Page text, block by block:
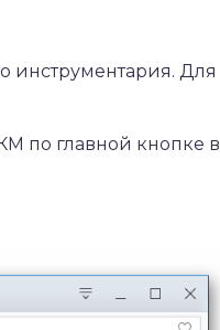
инструментария. Для
по главной кнопке в